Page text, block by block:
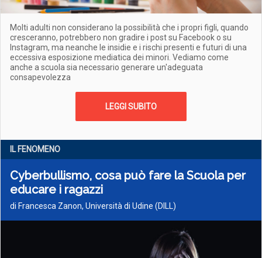
Molti adulti non considerano la possibilità che i propri figli, quando
cresceranno, potrebbero non gradire i post su Facebook o su
Instagram, ma neanche le insidie e i rischi presenti e futuri di una
eccessiva esposizione mediatica dei minori. Vediamo come
anche a scuola sia necessario generare un'adeguata
consapevolezza
LEGGI SUBITO
IL FENOMENO
Cyberbullismo, cosa può fare la Scuola per
educare i ragazzi
di Francesca Zanon, Università di Udine (DILL)